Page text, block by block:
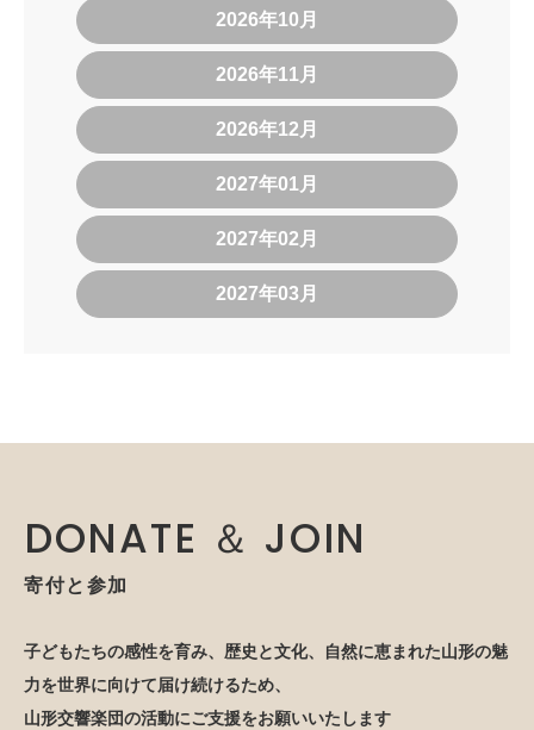
2026年10月
2026年11月
2026年12月
2027年01月
2027年02月
2027年03月
DONATE ＆ JOIN
寄付と参加
子どもたちの感性を育み、歴史と文化、自然に恵まれた山形の魅
力を世界に向けて届け続けるため、
山形交響楽団の活動にご支援をお願いいたします